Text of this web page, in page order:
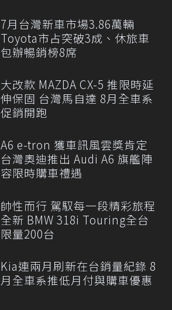
7月台灣新車市場3.86萬輛
Toyota市占突破3成、休旅車
包辦暢銷榜8席
大改款 MAZDA CX-5 推限時延
伸保固 台灣馬自達 8月全車系
促銷開跑
A6 e-tron 獲車訊風雲獎肯定
台灣奧迪推出 Audi A6 旗艦陣
容限時購車禮遇
帥性而行 駕馭每一段精彩旅程
全新 BMW 318i Touring全台
限量200台
Kia連兩月刷新在台銷量紀錄 8
月全車系推低月付與購車優惠